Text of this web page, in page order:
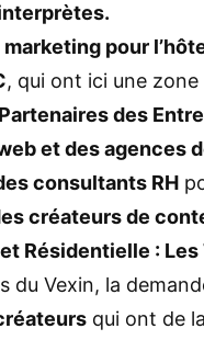
pour
, qui ont ici une
des
et des agences
consultants RH
créateurs de
Résidentielle :
du Vexin, la
qui ont de